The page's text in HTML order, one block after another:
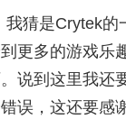
我猜是Crytek的
更多的游戏乐
说到这里我还
误，这还要感